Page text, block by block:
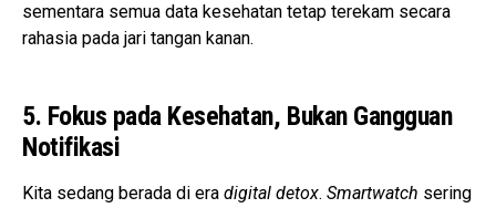
sementara semua data kesehatan tetap terekam secara
rahasia pada jari tangan kanan.
5. Fokus pada Kesehatan, Bukan Gangguan
Notifikasi
Kita sedang berada di era digital detox. Smartwatch sering